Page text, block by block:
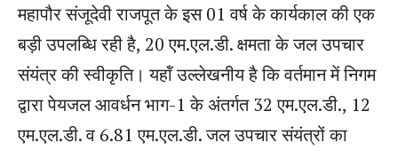
महापौर संजूदेवी राजपूत के इस 01 वर्ष के कार्यकाल की एक
बड़ी उपलब्धि रही है, 20 एम.एल.डी. क्षमता के जल उपचार
संयंत्र की स्वीकृति। यहॉं उल्लेखनीय है कि वर्तमान में निगम
द्वारा पेयजल आवर्धन भाग-1 के अंतर्गत 32 एम.एल.डी., 12
एम.एल.डी. व 6.81 एम.एल.डी. जल उपचार संयंत्रों का